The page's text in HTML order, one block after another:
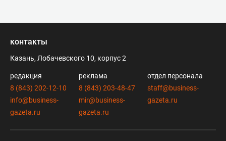
контакты
Казань, Лобачевского 10, корпус 2
редакция
8 (843) 202-12-10
info@business-
gazeta.ru
реклама
8 (843) 203-48-47
mir@business-
gazeta.ru
отдел персонала
staff@business-
gazeta.ru